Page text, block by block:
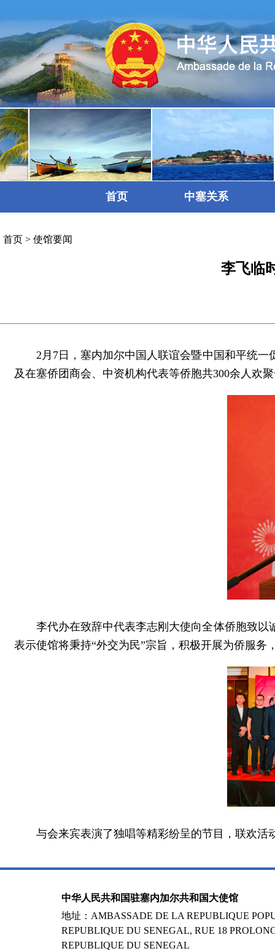
首页 中塞关系
首页 > 使馆要闻
李飞临
2月7日，塞内加尔中国人联谊会暨中国和平统
及在塞侨团商会、中资机构代表等侨胞共300余人欢
李代办在致辞中代表李志刚大使向全体侨胞致
表示使馆将秉持“外交为民”宗旨，积极开展为侨服务
与会来宾表演了独唱等精彩纷呈的节目，联欢活
中华人民共和国驻塞内加尔共和国大使馆
地址：AMBASSADE DE LA REPUBLIQUE
REPUBLIQUE DU SENEGAL, RUE 18
REPUBLIQUE DU SENEGAL